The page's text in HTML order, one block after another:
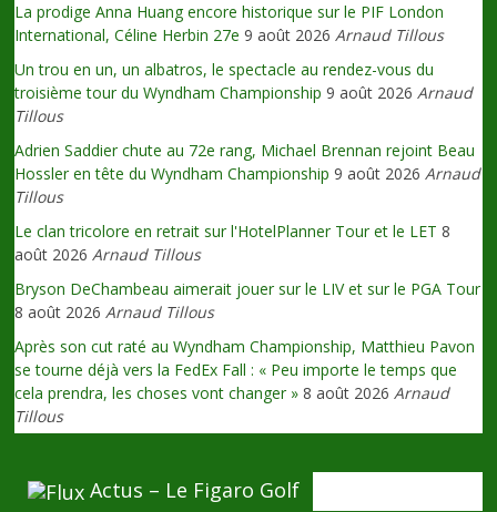
La prodige Anna Huang encore historique sur le PIF London
International, Céline Herbin 27e 9 août 2026 Arnaud Tillous
Un trou en un, un albatros, le spectacle au rendez-vous du
troisième tour du Wyndham Championship 9 août 2026 Arnaud
Tillous
Adrien Saddier chute au 72e rang, Michael Brennan rejoint Beau
Hossler en tête du Wyndham Championship 9 août 2026 Arnaud
Tillous
Le clan tricolore en retrait sur l'HotelPlanner Tour et le LET 8
août 2026 Arnaud Tillous
Bryson DeChambeau aimerait jouer sur le LIV et sur le PGA Tour
8 août 2026 Arnaud Tillous
Après son cut raté au Wyndham Championship, Matthieu Pavon
se tourne déjà vers la FedEx Fall : « Peu importe le temps que
cela prendra, les choses vont changer » 8 août 2026 Arnaud
Tillous
Actus – Le Figaro Golf